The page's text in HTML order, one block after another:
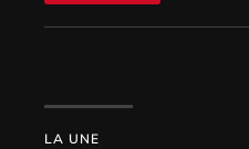
LA UNE